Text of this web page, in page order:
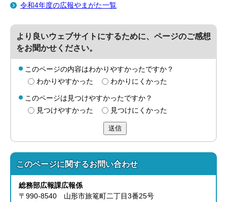
令和4年度の広報やまがた一覧
より良いウェブサイトにするために、ページのご感想
をお聞かせください。
このページの内容はわかりやすかったですか？
わかりやすかった
わかりにくかった
このページは見つけやすかったですか？
見つけやすかった
見つけにくかった
送信
このページに関するお問い合わせ
総務部広報課広報係
〒990-8540 山形市旅篭町二丁目3番25号